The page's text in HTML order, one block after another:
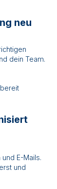
neu
dein Team.
E-Mails.
und